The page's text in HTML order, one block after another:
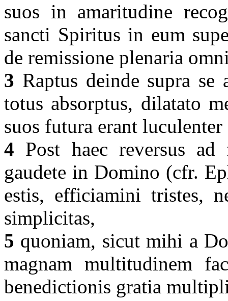
suos in amaritudine
sancti Spiritus in eum
de remissione plenaria
3 Raptus deinde supra
totus absorptus, dilatato
suos futura erant
4 Post haec reversus
gaudete in Domino (cfr.
estis, efficiamini tristes,
simplicitas,
5 quoniam, sicut mihi a
magnam multitudinem
benedictionis gratia